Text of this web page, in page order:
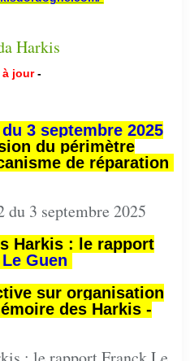
à jour -
3 septembre 2025
du périmètre
de réparation
du 3 septembre 2025
Harkis : le rapport
Guen
sur organisation
des Harkis -